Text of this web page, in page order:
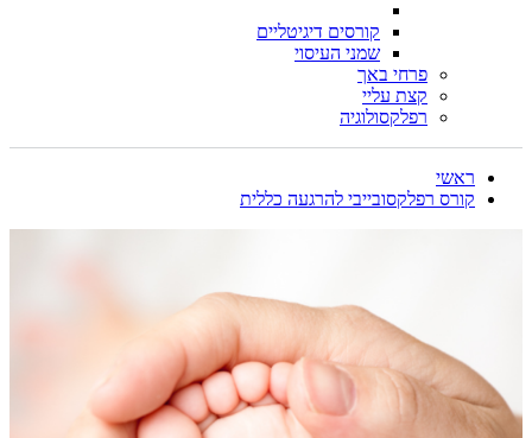
קורסים דיגיטליים
שמני העיסוי
פרחי באך
קצת עליי
רפלקסולוגיה
ראשי
קורס רפלקסובייבי להרגעה כללית